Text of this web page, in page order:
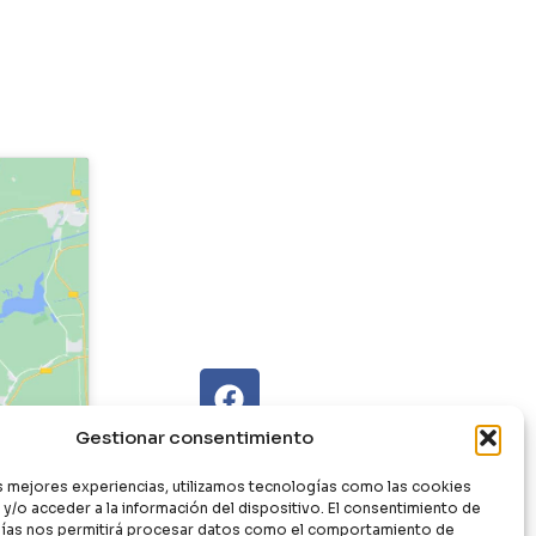
Gestionar consentimiento
mejores experiencias, utilizamos tecnologías como las cookies
y/o acceder a la información del dispositivo. El consentimiento de
nos permitirá procesar datos como el comportamiento de